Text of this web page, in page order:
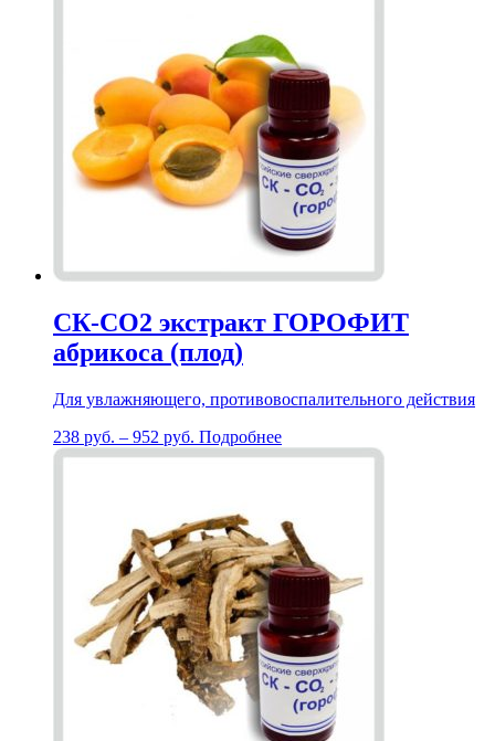
СК-СО2 экстракт ГОРОФИТ
абрикоса (плод)
Для увлажняющего, противовоспалительного действия
238 руб. – 952 руб. Подробнее